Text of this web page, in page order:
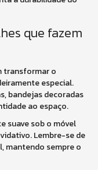
que fazem
transformar o
especial.
bandejas decoradas
ao espaço.
suave sob o móvel
Lembre-se de
mantendo sempre o